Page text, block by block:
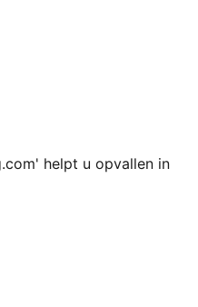
helpt u opvallen in